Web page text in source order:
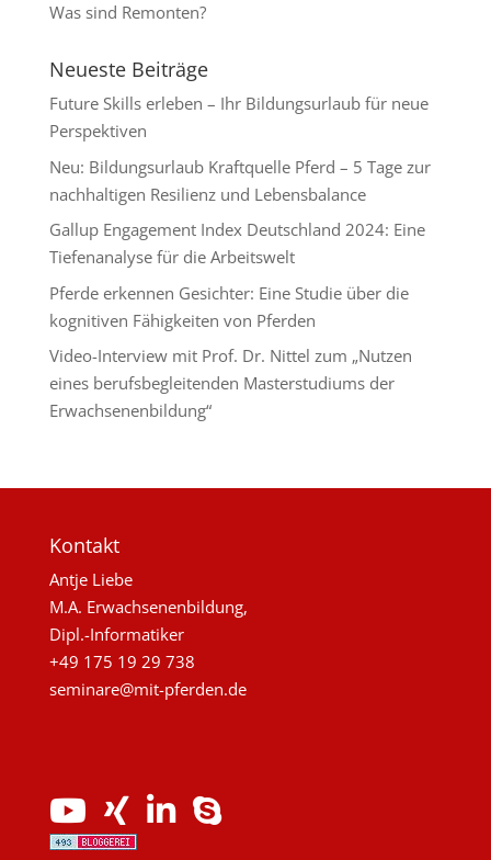
Was sind Remonten?
Neueste Beiträge
Future Skills erleben – Ihr Bildungsurlaub für neue
Perspektiven
Neu: Bildungsurlaub Kraftquelle Pferd – 5 Tage zur
nachhaltigen Resilienz und Lebensbalance
Gallup Engagement Index Deutschland 2024: Eine
Tiefenanalyse für die Arbeitswelt
Pferde erkennen Gesichter: Eine Studie über die
kognitiven Fähigkeiten von Pferden
Video-Interview mit Prof. Dr. Nittel zum „Nutzen
eines berufsbegleitenden Masterstudiums der
Erwachsenenbildung“
Kontakt
Antje Liebe
M.A. Erwachsenenbildung,
Dipl.-Informatiker
+49 175 19 29 738
seminare@mit-pferden.de